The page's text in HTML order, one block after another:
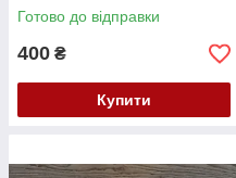
Готово до відправки
400 ₴
Купити